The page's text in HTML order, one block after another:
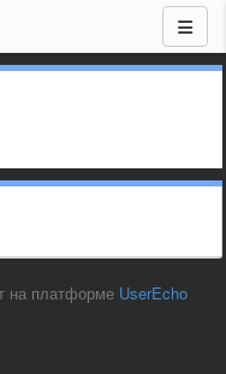
на платформе UserEcho